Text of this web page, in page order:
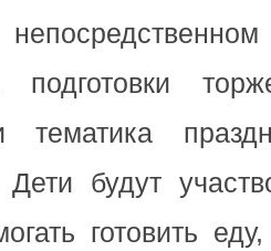
подготовки
тематика
будут
готовить